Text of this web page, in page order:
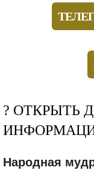
? ОТКРЫТЬ
Народная